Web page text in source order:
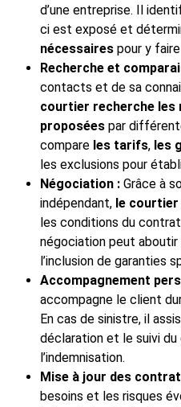
d’une entreprise. Il
ci est exposé et
nécessaires pour y
Recherche et
contacts et de sa
courtier recherche
proposées par
compare les tarifs, les
les exclusions pour
Négociation : Grâce à
indépendant, le courtier
les conditions du
négociation peut aboutir
l’inclusion de garanties
Accompagnement
accompagne le client
En cas de sinistre, il
déclaration et le suivi
l’indemnisation.
Mise à jour des
besoins et les risques